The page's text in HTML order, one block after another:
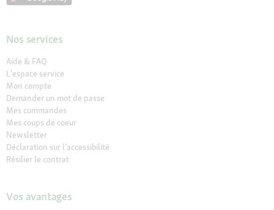
Nos services
Aide & FAQ
L'espace service
Mon compte
Demander un mot de passe
Mes commandes
Mes coups de coeur
Newsletter
Déclaration sur l’accessibilité
Résilier le contrat
Vos avantages